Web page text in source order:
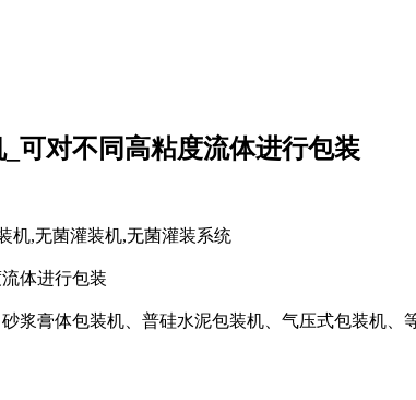
可对不同高粘度流体进行包装
体进行包装
浆膏体包装机、普硅水泥包装机、气压式包装机